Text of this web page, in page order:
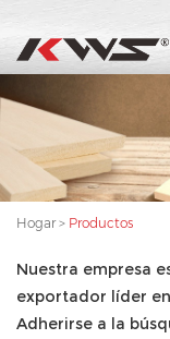
Hogar> Productos
Nuestra empresa
exportador líder
Adherirse a la